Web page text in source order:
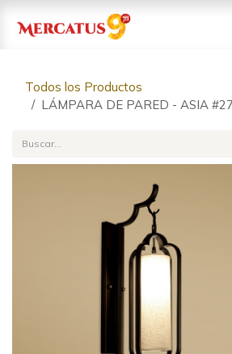
Todos los Productos
LÁMPARA DE PARED - ASIA